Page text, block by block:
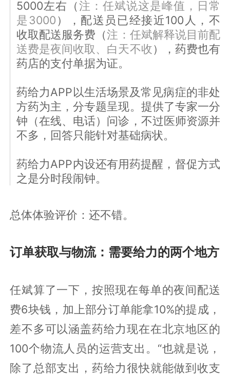
5000左右（注：任斌说这是峰值，日常
是3000），配送员已经接近100人，不
收取配送服务费（注：任斌解释说目前配
送费是夜间收取、白天不收），药费也有
药店的支付单据为证。
药给力APP以生活场景及常见病症的非处
方药为主，分专题呈现。提供了专家一分
钟（在线、电话）问诊，不过医师资源并
不多，回答只能针对基础病状。
药给力APP内设还有用药提醒，督促方式
之是分时段闹钟。
总体体验评价：还不错。
订单获取与物流：需要给力的两个地方
任斌算了一下，按照现在每单的夜间配送
费6块钱，加上部分订单能拿10%的提成，
差不多可以涵盖药给力现在在北京地区的
100个物流人员的运营支出。“也就是说，
除了总部支出，药给力很快就能做到收支